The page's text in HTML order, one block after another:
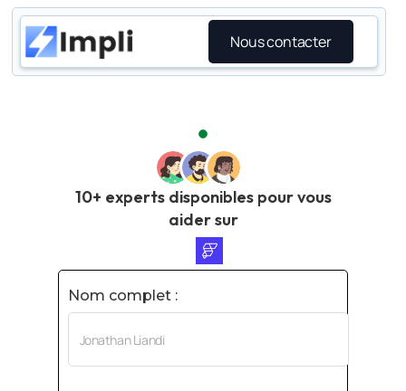
Nous contacter
10+ experts disponibles pour vous
aider sur
Nom complet :